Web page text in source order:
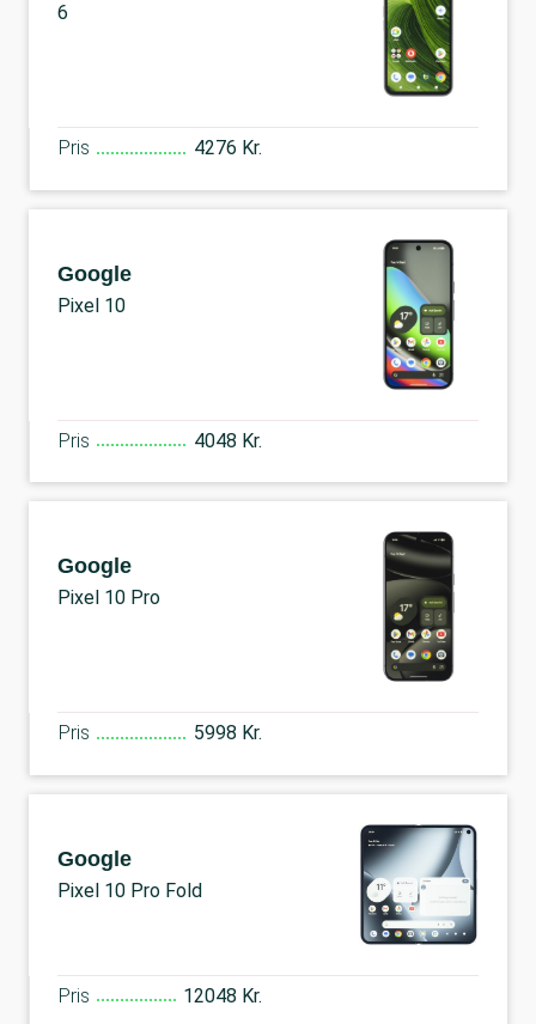
6
Pris 4276 Kr.
Google
Pixel 10
Pris 4048 Kr.
Google
Pixel 10 Pro
Pris 5998 Kr.
Google
Pixel 10 Pro Fold
Pris 12048 Kr.